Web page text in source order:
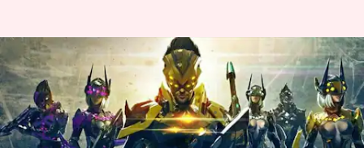
ఫిబ్రవరి 15న వచ్చే Free Fire MAX
కోడ్స్ రీడీమ్ విధానం
వ్రాసిన వారు Nishkala Sathivada Feb 15, 2023 09:45 am